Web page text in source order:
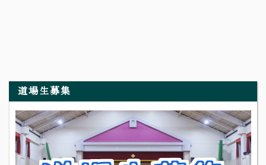
道場生募集